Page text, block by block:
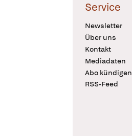
Service
Newsletter
Über uns
Kontakt
Mediadaten
Abo kündigen
RSS-Feed